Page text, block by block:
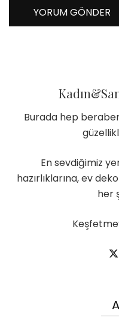
Burada hep beraber
En sevdiğimiz
hazırlıklarına, ev
her